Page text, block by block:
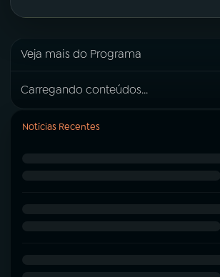
Veja mais do Programa
Carregando conteúdos...
Notícias Recentes